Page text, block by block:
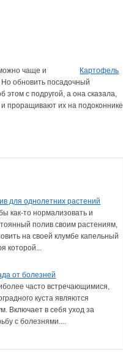
Картофель
чаще и
обновить посадочный
с подругой, а она сказала,
проращивают их на подоконнике.
для однолетних растений
как-то нормализовать и
полив своим растениям,
на своей клумбе капельный
которой...
от болезней
часто встречающимися,
куста являются
Включает в себя уход за
с болезнями....